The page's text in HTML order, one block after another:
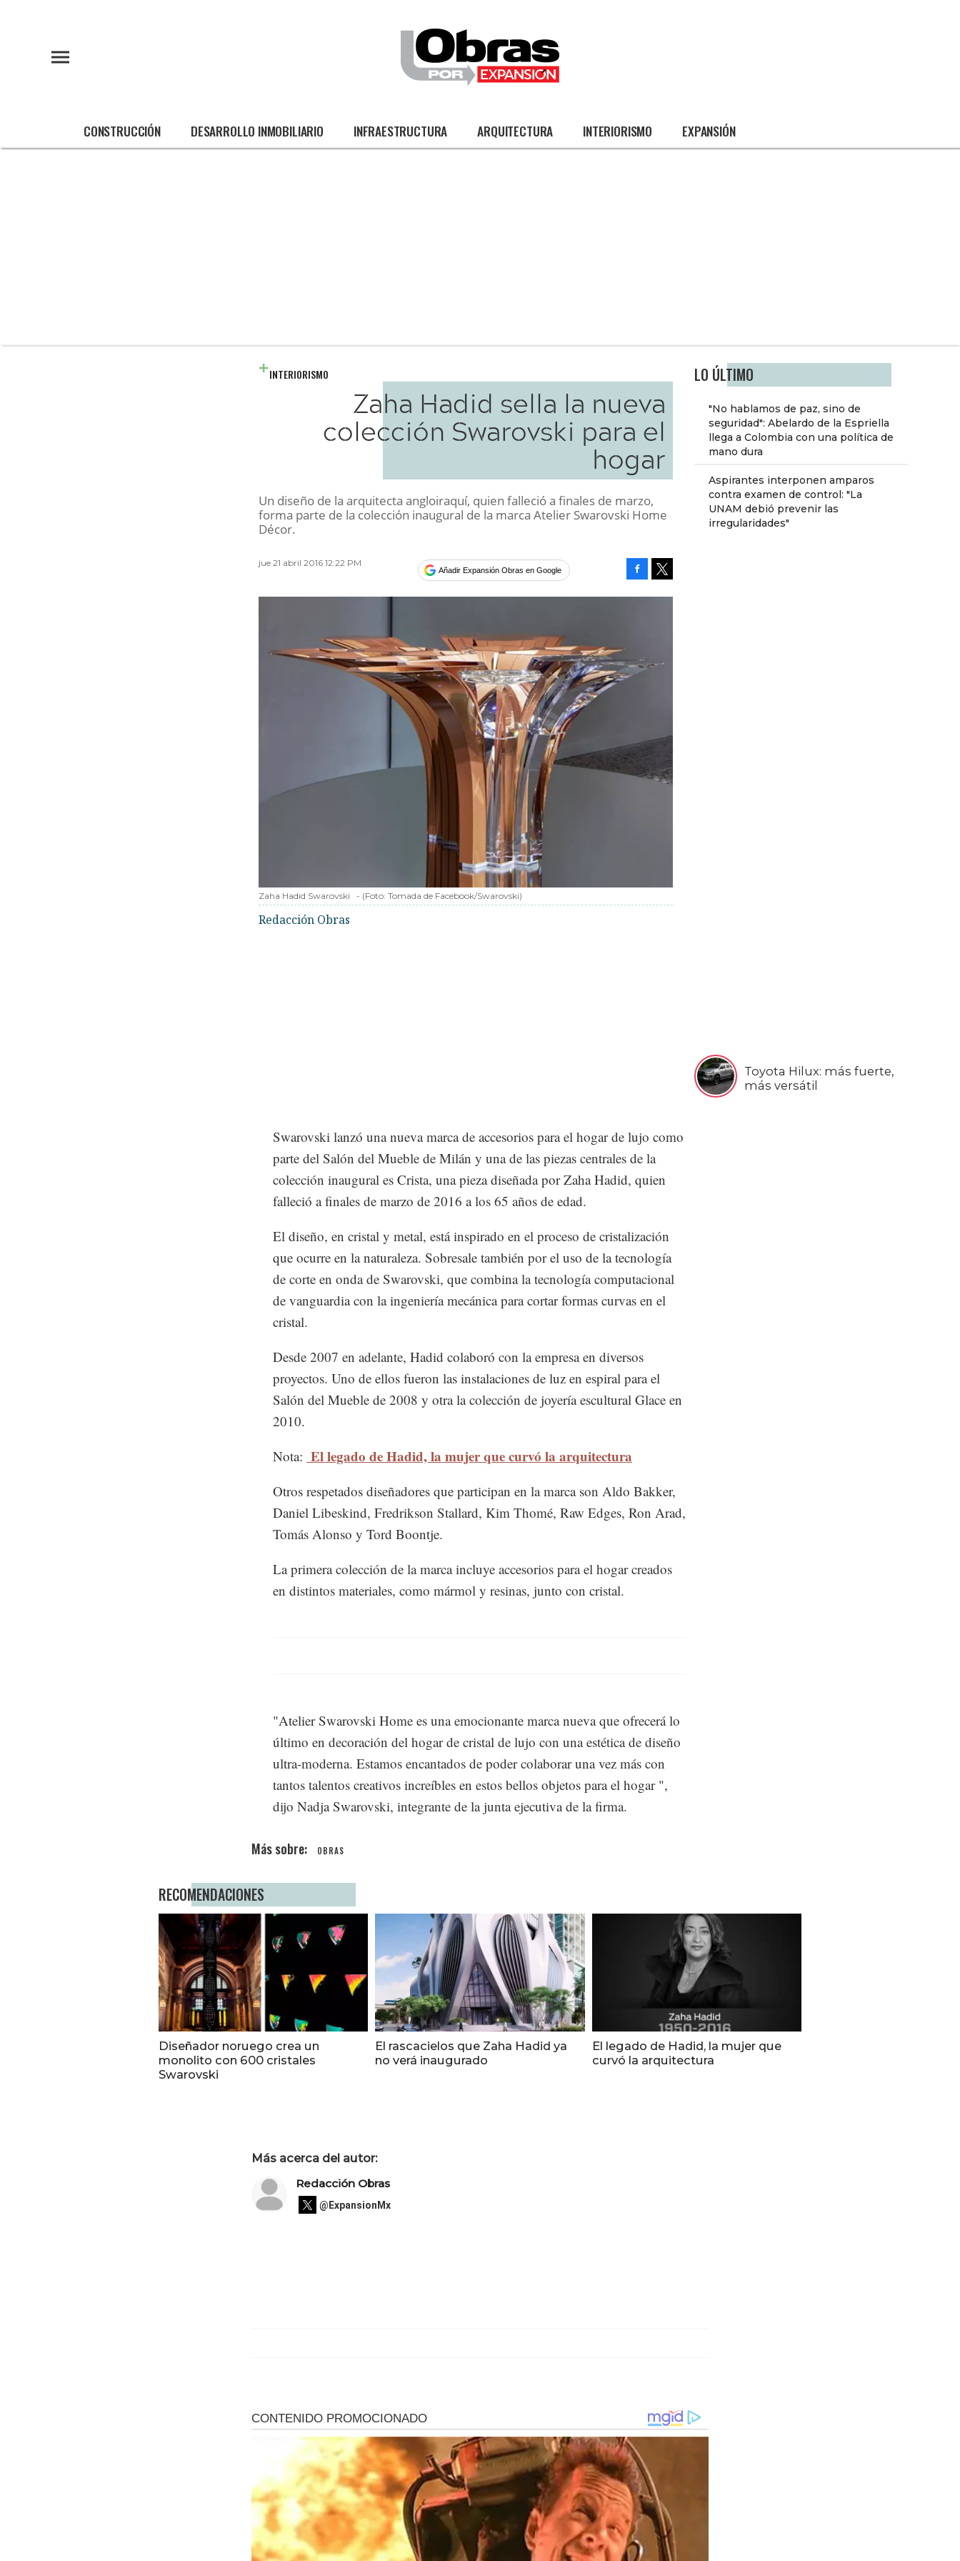
CONSTRUCCIÓN DESARROLLO INMOBILIARIO INFRAESTRUCTURA ARQUITECTURA INTERIORISMO EXPANSIÓN
LO ÚLTIMO
"No hablamos de paz, sino de
seguridad": Abelardo de la Espriella
llega a Colombia con una política de
mano dura
Aspirantes interponen amparos
contra examen de control: "La
UNAM debió prevenir las
irregularidades"
Toyota Hilux: más fuerte,
más versátil
INTERIORISMO
Zaha Hadid sella la nueva
colección Swarovski para el
hogar
Un diseño de la arquitecta angloiraquí, quien falleció a finales de marzo,
forma parte de la colección inaugural de la marca Atelier Swarovski Home
Décor.
jue 21 abril 2016 12:22 PM
Añadir Expansión Obras en Google
Zaha Hadid Swarovski - (Foto: Tomada de Facebook/Swarovski)
Redacción Obras
Swarovski lanzó una nueva marca de accesorios para el hogar de lujo como
parte del Salón del Mueble de Milán y una de las piezas centrales de la
colección inaugural es Crista, una pieza diseñada por Zaha Hadid, quien
falleció a finales de marzo de 2016 a los 65 años de edad.
El diseño, en cristal y metal, está inspirado en el proceso de cristalización
que ocurre en la naturaleza. Sobresale también por el uso de la tecnología
de corte en onda de Swarovski, que combina la tecnología computacional
de vanguardia con la ingeniería mecánica para cortar formas curvas en el
cristal.
Desde 2007 en adelante, Hadid colaboró con la empresa en diversos
proyectos. Uno de ellos fueron las instalaciones de luz en espiral para el
Salón del Mueble de 2008 y otra la colección de joyería escultural Glace en
2010.
Nota: El legado de Hadid, la mujer que curvó la arquitectura
Otros respetados diseñadores que participan en la marca son Aldo Bakker,
Daniel Libeskind, Fredrikson Stallard, Kim Thomé, Raw Edges, Ron Arad,
Tomás Alonso y Tord Boontje.
La primera colección de la marca incluye accesorios para el hogar creados
en distintos materiales, como mármol y resinas, junto con cristal.
"Atelier Swarovski Home es una emocionante marca nueva que ofrecerá lo
último en decoración del hogar de cristal de lujo con una estética de diseño
ultra-moderna. Estamos encantados de poder colaborar una vez más con
tantos talentos creativos increíbles en estos bellos objetos para el hogar ",
dijo Nadja Swarovski, integrante de la junta ejecutiva de la firma.
OBRAS
RECOMENDACIONES
Diseñador noruego crea un
monolito con 600 cristales
Swarovski
El rascacielos que Zaha Hadid ya
no verá inaugurado
El legado de Hadid, la mujer que
curvó la arquitectura
Más acerca del autor:
Redacción Obras
@ExpansionMx